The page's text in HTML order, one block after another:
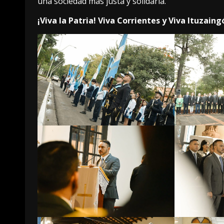
¡Viva la Patria! Viva Corrientes y Viva